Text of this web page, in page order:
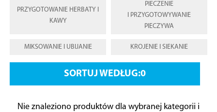
PRZYGOTOWANIE HERBATY I
KAWY
PIECZENIE
I PRZYGOTOWYWANIE
PIECZYWA
MIKSOWANIE I UBIJANIE KROJENIE I SIEKANIE
SORTUJ WEDŁUG:
Nie znaleziono produktów dla wybranej kategorii i